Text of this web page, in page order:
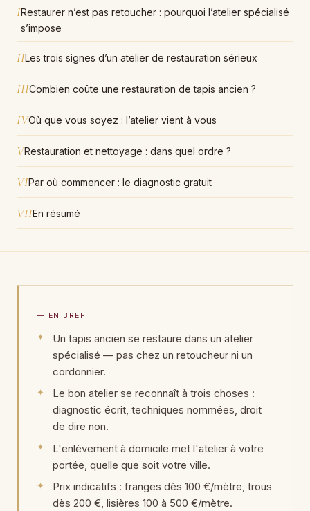
IRestaurer n’est pas retoucher : pourquoi l’atelier spécialisé
s’impose
IILes trois signes d’un atelier de restauration sérieux
IIICombien coûte une restauration de tapis ancien ?
IVOù que vous soyez : l’atelier vient à vous
VRestauration et nettoyage : dans quel ordre ?
VIPar où commencer : le diagnostic gratuit
VIIEn résumé
— EN BREF
Un tapis ancien se restaure dans un atelier
spécialisé — pas chez un retoucheur ni un
cordonnier.
Le bon atelier se reconnaît à trois choses :
diagnostic écrit, techniques nommées, droit
de dire non.
L'enlèvement à domicile met l'atelier à votre
portée, quelle que soit votre ville.
Prix indicatifs : franges dès 100 €/mètre, trous
dès 200 €, lisières 100 à 500 €/mètre.